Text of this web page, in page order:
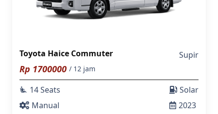
Toyota Haice Commuter Supir
Rp 1700000 / 12 jam
airline_seat_recline_extra 14 Seats
Manual
Solar
2023